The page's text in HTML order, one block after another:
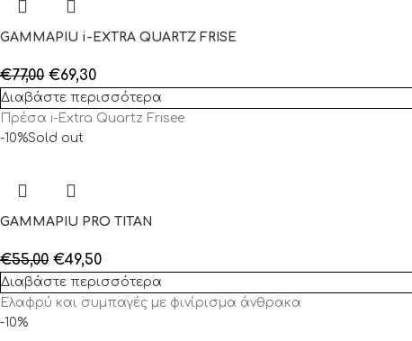
GAMMAPIU i-EXTRA QUARTZ FRISE
€77,00 €69,30
Διαβάστε περισσότερα
Πρέσα i-Extra Quartz Frisee
-10%Sold out
GAMMAPIU PRO TITAN
€55,00 €49,50
Διαβάστε περισσότερα
Ελαφρύ και συμπαγές με φινίρισμα άνθρακα
-10%